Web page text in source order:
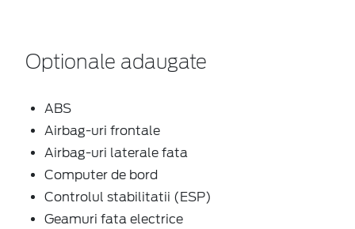
Optionale adaugate
ABS
Airbag-uri frontale
Airbag-uri laterale fata
Computer de bord
Controlul stabilitatii (ESP)
Geamuri fata electrice